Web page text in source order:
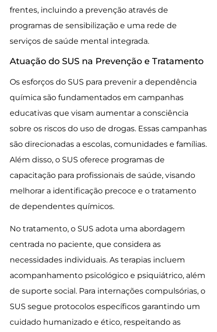
frentes, incluindo a prevenção através de
programas de sensibilização e uma rede de
serviços de saúde mental integrada.
Atuação do SUS na Prevenção e Tratamento
Os esforços do SUS para prevenir a dependência
química são fundamentados em campanhas
educativas que visam aumentar a consciência
sobre os riscos do uso de drogas. Essas campanhas
são direcionadas a escolas, comunidades e famílias.
Além disso, o SUS oferece programas de
capacitação para profissionais de saúde, visando
melhorar a identificação precoce e o tratamento
de dependentes químicos.
No tratamento, o SUS adota uma abordagem
centrada no paciente, que considera as
necessidades individuais. As terapias incluem
acompanhamento psicológico e psiquiátrico, além
de suporte social. Para internações compulsórias, o
SUS segue protocolos específicos garantindo um
cuidado humanizado e ético, respeitando as